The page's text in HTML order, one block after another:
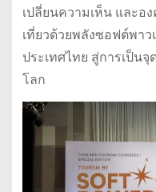
เปลี่ยนความเห็น และ
เที่ยวด้วยพลังซอฟต์พา
ประเทศไทย สู่การเป็น
โลก